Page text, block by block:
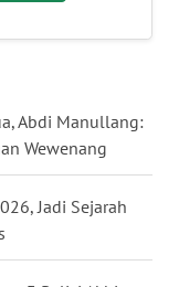
Abdi Manullang:
Wewenang
Jadi Sejarah